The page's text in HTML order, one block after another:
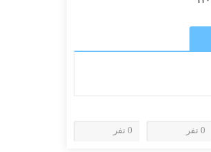
0 نفر 0 نفر